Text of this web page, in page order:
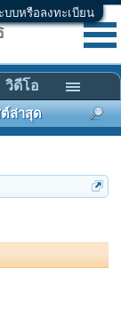
บบหรือลงทะเบียน
ล่าสุด
วิดีโอ